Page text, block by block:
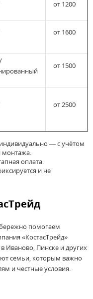
от 1200
от 1600
от 1500
от 2500
— с учётом
монтажа.
оплата.
и не
помогаем
«КостасТрейд»
Иваново, Пинске и других
семьи, которым важно
и честные условия.